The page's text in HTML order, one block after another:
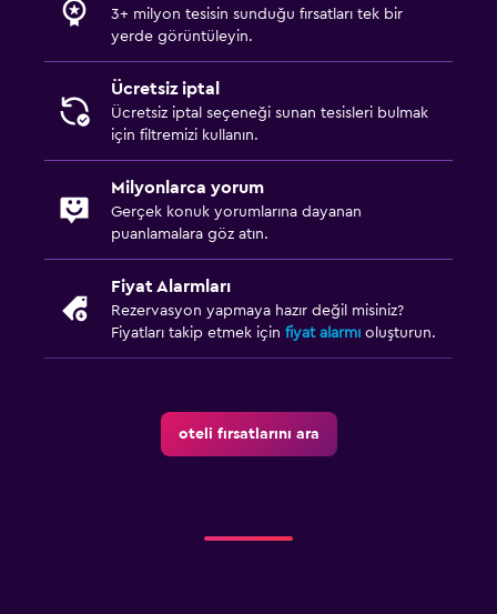
3+ milyon tesisin sunduğu fırsatları tek bir
yerde görüntüleyin.
Ücretsiz iptal
Ücretsiz iptal seçeneği sunan tesisleri bulmak
için filtremizi kullanın.
Milyonlarca yorum
Gerçek konuk yorumlarına dayanan
puanlamalara göz atın.
Fiyat Alarmları
Rezervasyon yapmaya hazır değil misiniz?
Fiyatları takip etmek için fiyat alarmı oluşturun.
oteli fırsatlarını ara